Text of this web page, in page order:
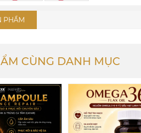
PHẨM
CÙNG DANH MỤC